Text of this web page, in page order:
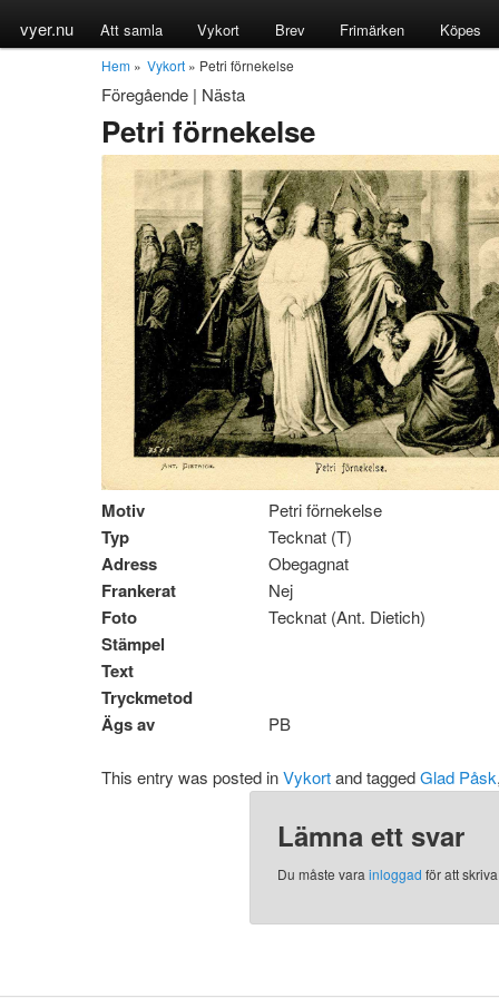
vyer.nu Att samla Vykort Brev Frimärken Köpes
Hem » Vykort » Petri förnekelse
Föregående | Nästa
Petri förnekelse
Motiv Petri förnekelse
Typ Tecknat (T)
Adress Obegagnat
Frankerat Nej
Foto Tecknat (Ant. Dietich)
Stämpel
Text
Tryckmetod
Ägs av
PB
This entry was posted inVykortand taggedGlad Påsk
Lämna ett svar
Du måste varainloggad för att